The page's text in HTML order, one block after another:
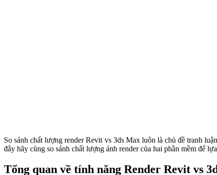
So sánh chất lượng render Revit vs 3ds Max luôn là chủ đề tranh
đây hãy cùng so sánh chất lượng ảnh render của hai phần mềm để
Tổng quan về tính năng Render Revit vs